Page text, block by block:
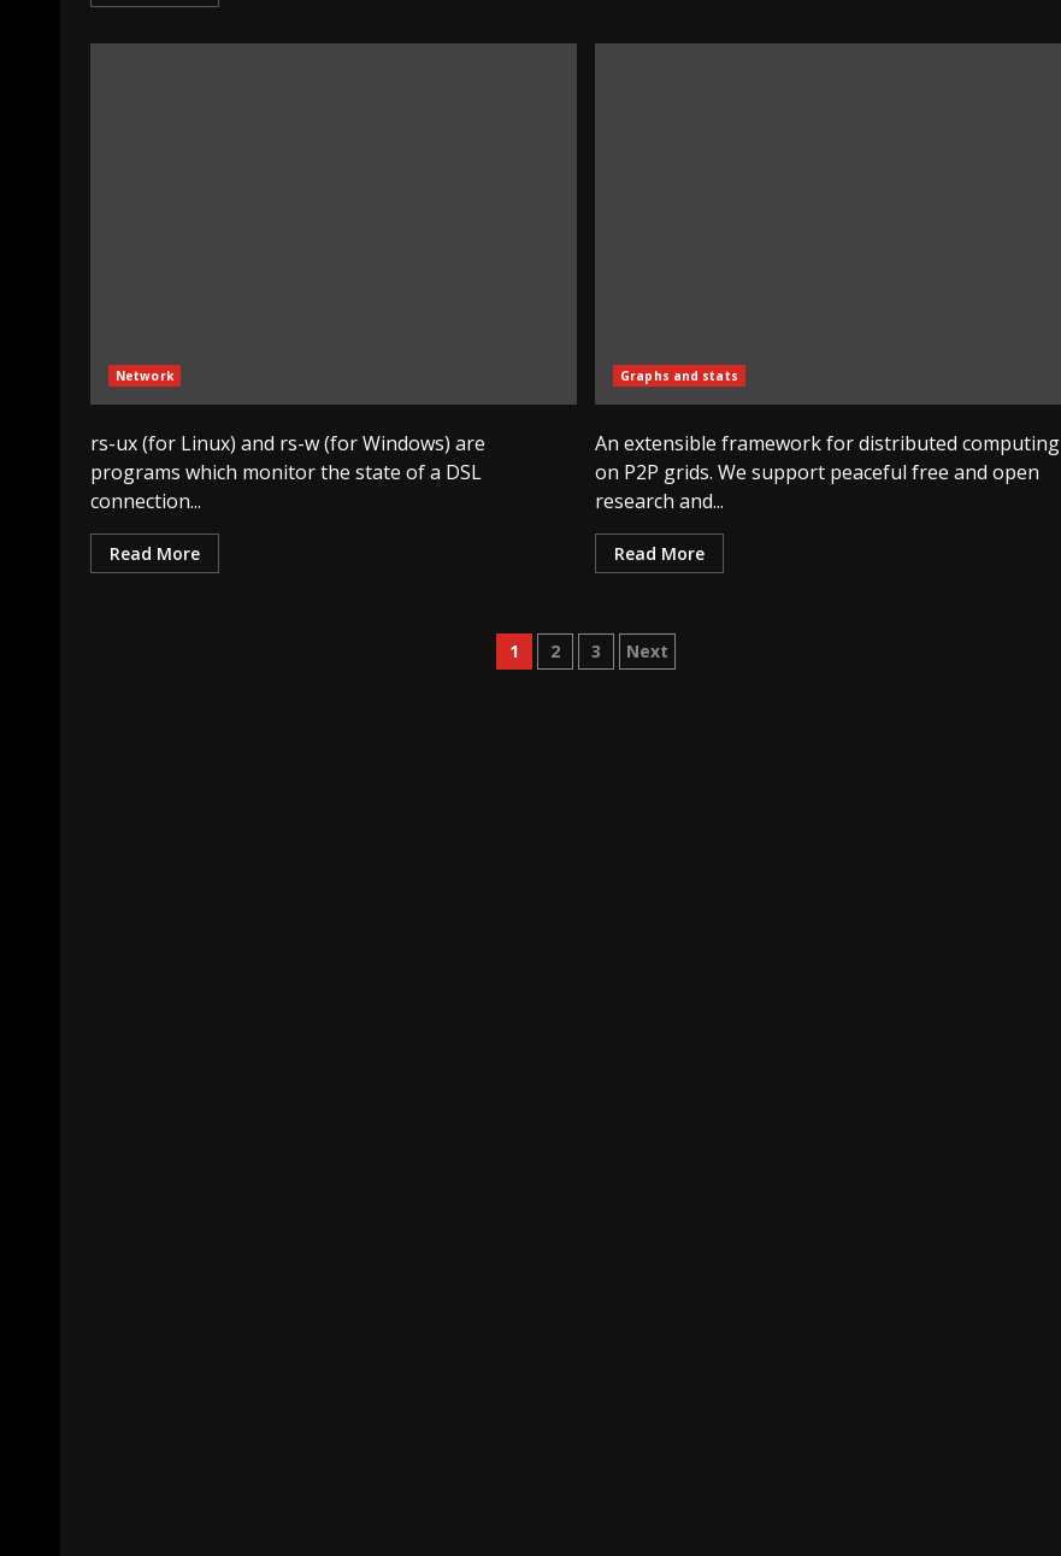
Network
rs-ux (for Linux) and rs-w (for Windows) are
programs which monitor the state of a DSL
connection...
Read More
Graphs and stats
An extensible framework for distributed computing
on P2P grids. We support peaceful free and open
research and...
Read More
Pagination
1 2 3 Next